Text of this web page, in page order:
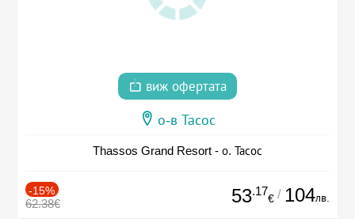
виж офертата
о-в Тасос
Thassos Grand Resort - о. Тасос
-15%
62.38€ 53.17
€ / 104лв.